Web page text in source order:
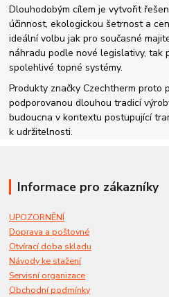
Dlouhodobým cílem je vytvořit
účinnost, ekologickou šetrnost a
ideální volbu jak pro současné
náhradu podle nové legislativy, tak
spolehlivé topné systémy.
Produkty značky Czechtherm proto
podporovanou dlouhou tradicí
budoucna v kontextu postupující
k udržitelnosti.
Informace pro zákazníky
UPOZORNĚNÍ
Doprava a poštovné
Otvírací doba skladu
Návody ke stažení
Servisní organizace
Obchodní podmínky